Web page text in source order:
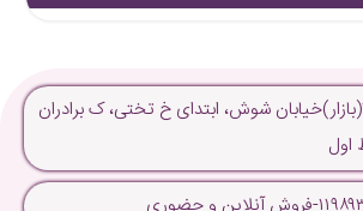
تهران، منطقه ۱۲(بازار)خیابان شوش، ابتدای خ تختی، ک برادران